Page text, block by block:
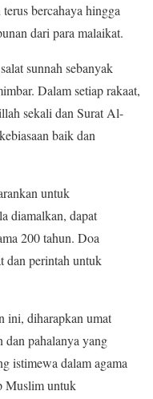
bercahaya hingga
dari para malaikat.
sunnah sebanyak
Dalam setiap rakaat,
sekali dan Surat Al-
baik dan
untuk
diamalkan, dapat
200 tahun. Doa
dan perintah untuk
ini, diharapkan umat
dan pahalanya yang
istimewa dalam agama
Muslim untuk